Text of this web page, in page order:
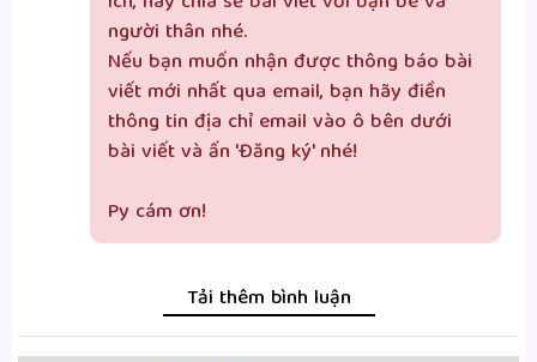
người thân nhé.
Nếu bạn muốn nhận được thông báo bài
viết mới nhất qua email, bạn hãy điền
thông tin địa chỉ email vào ô bên dưới
bài viết và ấn 'Đăng ký' nhé!
Py cám ơn!
Tải thêm bình luận